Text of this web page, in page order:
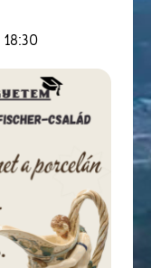
18:30